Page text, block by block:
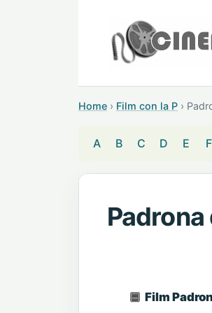
Home › Film con la P ›
A B C D E F
Film